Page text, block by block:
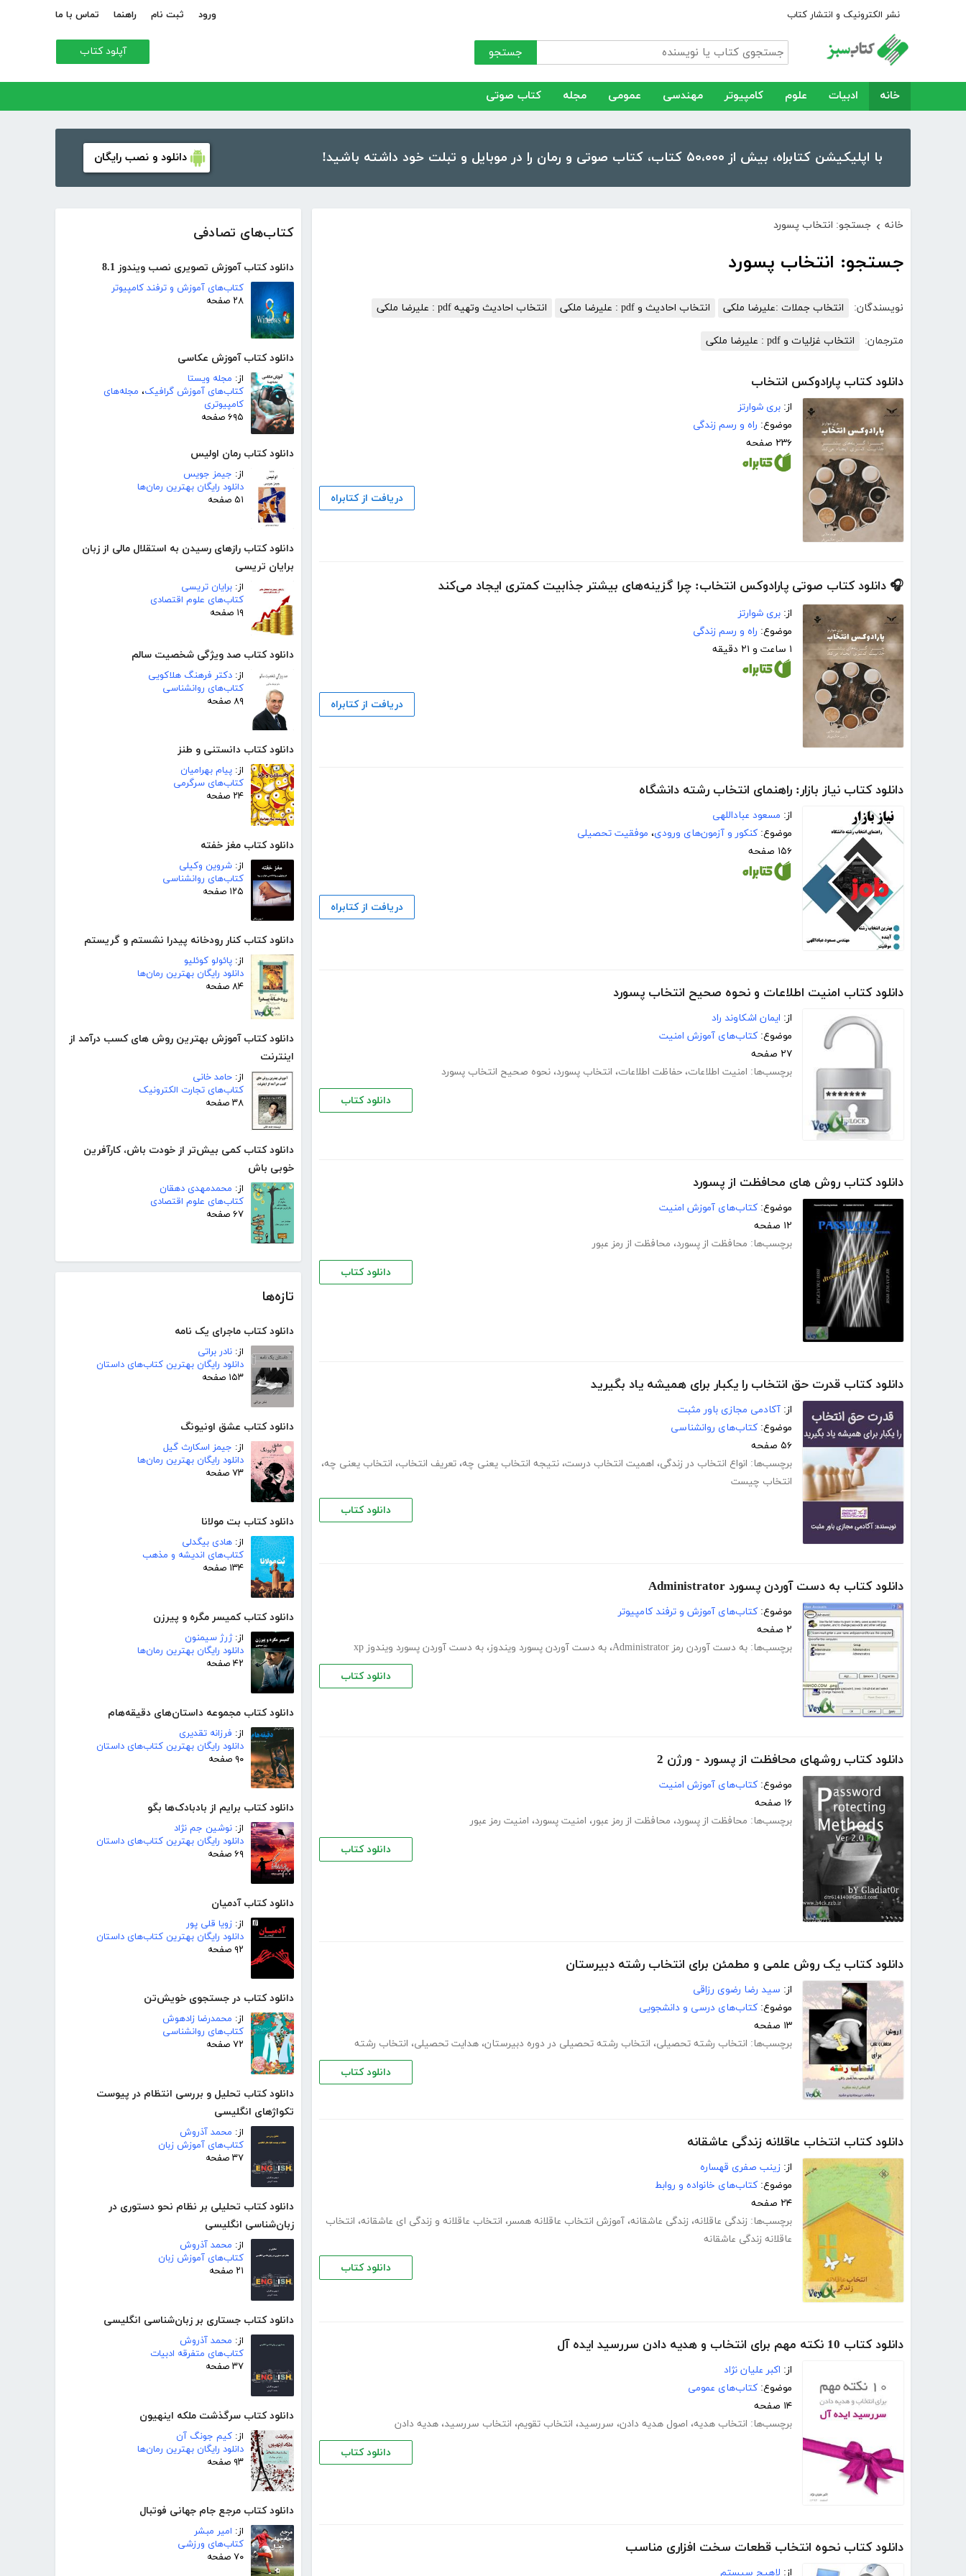
نشر الکترونیک و انتشار کتاب ورود ثبت نام راهنما تماس با ما
جستجو آپلود کتاب
خانه ادبیات علوم کامپیوتر مهندسی عمومی مجله کتاب صوتی
با اپلیکیشن کتابراه، بیش از ۵۰،۰۰۰ کتاب، کتاب صوتی و رمان را در موبایل و تبلت خود داشته باشید! دانلود و نصب رایگان
کتاب‌های تصادفی
دانلود کتاب آموزش تصویری نصب ویندوز 8.1
کتاب‌های آموزش و ترفند کامپیوتر
۲۸ صفحه
دانلود کتاب آموزش عکاسی
از: مجله ویستا
کتاب‌های آموزش گرافیک، مجله‌های
کامپیوتری
۶۹۵ صفحه
دانلود کتاب رمان اولیس
از: جیمز جویس
دانلود رایگان بهترین رمان‌ها
۵۱ صفحه
دانلود کتاب رازهای رسیدن به استقلال مالی از زبان
برایان تریسی
از: برایان تریسی
کتاب‌های علوم اقتصادی
۱۹ صفحه
دانلود کتاب صد ویژگی شخصیت سالم
از: دکتر فرهنگ هلاکویی
کتاب‌های روانشناسی
۸۹ صفحه
دانلود کتاب دانستنی و طنز
از: پیام بهرامیان
کتاب‌های سرگرمی
۲۴ صفحه
دانلود کتاب مغز خفته
از: شروین وکیلی
کتاب‌های روانشناسی
۱۲۵ صفحه
دانلود کتاب کنار رودخانه پیدرا نشستم و گریستم
از: پائولو کوئلیو
دانلود رایگان بهترین رمان‌ها
۸۴ صفحه
دانلود کتاب آموزش بهترین روش های کسب درآمد از
اینترنت
از: حامد خانی
کتاب‌های تجارت الکترونیک
۳۸ صفحه
دانلود کتاب کمی بیش‌تر از خودت باش، کارآفرین
خوبی باش
از: محمدمهدی دهقان
کتاب‌های علوم اقتصادی
۶۷ صفحه
تازه‌ها
دانلود کتاب ماجرای یک نامه
از: نادر براتی
دانلود رایگان بهترین کتاب‌های داستان
۱۵۳ صفحه
دانلود کتاب عشق اونیونگ
از: جیمز اسکارث گیل
دانلود رایگان بهترین رمان‌ها
۷۳ صفحه
دانلود کتاب بت مولانا
از: هادی بیگدلی
کتاب‌های اندیشه و مذهب
۱۳۴ صفحه
دانلود کتاب کمیسر مگره و پیرزن
از:ژرژ سیمنون
دانلود رایگان بهترین رمان‌ها
۴۲ صفحه
دانلود کتاب مجموعه داستان‌های دقیقه‌هام
از: فرزانه تقدیری
دانلود رایگان بهترین کتاب‌های داستان
۹۰ صفحه
دانلود کتاب برایم از بادبادک‌ها بگو
از: نوشین جم نژاد
دانلود رایگان بهترین کتاب‌های داستان
۶۹ صفحه
دانلود کتاب آدمیان
از: زویا قلی پور
دانلود رایگان بهترین کتاب‌های داستان
۹۲ صفحه
دانلود کتاب در جستجوی خویش‌تن
از: محمدرضا زادهوش
کتاب‌های روانشناسی
۷۲ صفحه
دانلود کتاب تحلیل و بررسی انتظام در پیوست
تکواژهای انگلیسی
از: محمد آذروش
کتاب‌های آموزش زبان
۳۷ صفحه
دانلود کتاب تحلیلی بر نظام نحو دستوری در
زبان‌شناسی انگلیسی
از: محمد آذروش
کتاب‌های آموزش زبان
۲۱ صفحه
دانلود کتاب جستاری بر زبان‌شناسی انگلیسی
از: محمد آذروش
کتاب‌های متفرقه ادبیات
۳۷ صفحه
دانلود کتاب سرگذشت ملکه اینهیون
از: کیم جونگ آن
دانلود رایگان بهترین رمان‌ها
۹۳ صفحه
دانلود کتاب مرجع جام جهانی فوتبال
از: امیر مبشر
کتاب‌های ورزشی
۷۰ صفحه
خانه › جستجو: انتخاب پسورد
جستجو: انتخاب پسورد
نویسندگان: انتخاب جملات :علیرضا ملکی انتخاب احادیث و pdf : علیرضا ملکی انتخاب احادیث وتهیه pdf : علیرضا ملکی
مترجمان: انتخاب غزلیات و pdf : علیرضا ملکی
دانلود کتاب پارادوکس انتخاب
از: بری شوارتز
موضوع: راه و رسم زندگی
۲۳۶ صفحه
دریافت از کتابراه
🎧 دانلود کتاب صوتی پارادوکس انتخاب: چرا گزینه‌های بیشتر جذابیت کمتری ایجاد می‌کند
از: بری شوارتز
موضوع: راه و رسم زندگی
۱ ساعت و ۲۱ دقیقه
دریافت از کتابراه
دانلود کتاب نیاز بازار: راهنمای انتخاب رشته دانشگاه
از: مسعود عباداللهی
موضوع: کنکور و آزمون‌های ورودی، موفقیت تحصیلی
۱۵۶ صفحه
دریافت از کتابراه
دانلود کتاب امنیت اطلاعات و نحوه صحیح انتخاب پسورد
از: ایمان اشکاوند راد
موضوع: کتاب‌های آموزش امنیت
۲۷ صفحه
برچسب‌ها: امنیت اطلاعات، حفاظت اطلاعات، انتخاب پسورد، نحوه صحیح انتخاب پسورد
دانلود کتاب
دانلود کتاب روش های محافظت از پسورد
موضوع: کتاب‌های آموزش امنیت
۱۲ صفحه
برچسب‌ها: محافظت از پسورد، محافظت از رمز عبور
دانلود کتاب
دانلود کتاب قدرت حق انتخاب را یکبار برای همیشه یاد بگیرید
از: آکادمی مجازی باور مثبت
موضوع: کتاب‌های روانشناسی
۵۶ صفحه
برچسب‌ها: انواع انتخاب در زندگی، اهمیت انتخاب درست، نتیجه انتخاب یعنی چه، تعریف انتخاب، انتخاب یعنی چه،
انتخاب چیست
دانلود کتاب
دانلود کتاب به دست آوردن پسورد Administrator
موضوع: کتاب‌های آموزش و ترفند کامپیوتر
۲ صفحه
برچسب‌ها: به دست آوردن رمز Administrator ، به دست آوردن پسورد ویندوز، به دست آوردن پسورد ویندوز xp
دانلود کتاب
دانلود کتاب روشهای محافظت از پسورد - ورژن 2
موضوع: کتاب‌های آموزش امنیت
۱۶ صفحه
برچسب‌ها: محافظت از پسورد، محافظت از رمز عبور، امنیت پسورد، امنیت رمز عبور
دانلود کتاب
دانلود کتاب یک روش علمی و مطمئن برای انتخاب رشته دبیرستان
از: سید رضا رضوی رزاقی
موضوع: کتاب‌های درسی و دانشجویی
۱۳ صفحه
برچسب‌ها: انتخاب رشته تحصیلی، انتخاب رشته تحصیلی در دوره دبیرستان، هدایت تحصیلی، انتخاب رشته
دانلود کتاب
دانلود کتاب انتخاب عاقلانه زندگی عاشقانه
از: زینب صفری قهساره
موضوع: کتاب‌های خانواده و روابط
۲۴ صفحه
برچسب‌ها: زندگی عاقلانه، زندگی عاشقانه، آموزش انتخاب عاقلانه همسر، انتخاب عاقلانه و زندگی ای عاشقانه، انتخاب
عاقلانه زندگی عاشقانه
دانلود کتاب
دانلود کتاب 10 نکته مهم برای انتخاب و هدیه دادن سررسید ایده آل
از: اکبر علیان نژاد
موضوع: کتاب‌های عمومی
۱۴ صفحه
برچسب‌ها: انتخاب هدیه، اصول هدیه دادن، سررسید، انتخاب تقویم، انتخاب سررسید، هدیه دادن
دانلود کتاب
دانلود کتاب نحوه انتخاب قطعات سخت افزاری مناسب
از: لاهیج سیستم